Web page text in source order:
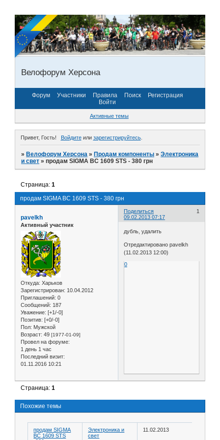
Велофорум Херсона
Форум Участники Правила Поиск
Регистрация
Войти
Активные темы
Привет, Гость! Войдитеили зарегистрируйтесь.
»Велофорум Херсона »Продам компоненты »Электроника
и свет »продам SIGMA BC 1609 STS - 380 грн
продам SIGMA BC 1609 STS - 380 грн
Страница:1
Поделиться
1
09.02.2013 07:17
pavelkh
Активный участник
Откуда: Харьков
Зарегистрирован: 10.04.2012
Приглашений: 0
Сообщений: 187
Уважение: [+1/-0]
Позитив: [+0/-0]
Пол: Мужской
Возраст: 49 [1977-01-09]
Провел на форуме:
1 день 1 час
Последний визит:
01.11.2016 10:21
дубль, удалить
Отредактировано pavelkh
(11.02.2013 12:00)
0
Страница:1
Похожие темы
продам SIGMA
BC 1609 STS
Электроника и
свет
11.02.2013